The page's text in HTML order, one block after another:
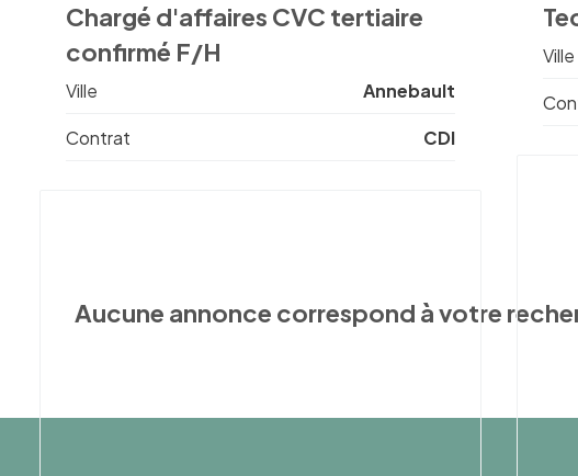
Chargé d'affaires CVC tertiaire
confirmé F/H
Ville Annebault
Contrat CDI
Ville
Aucune annonce correspond à votre